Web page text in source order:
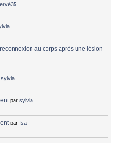
au corps après une lésion
sylvia
parsylvia
par Isa